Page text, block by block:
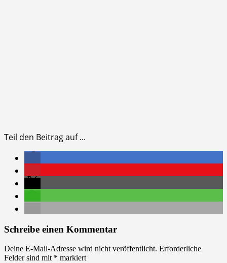
Teil den Beitrag auf ...
Schreibe einen Kommentar
Deine E-Mail-Adresse wird nicht veröffentlicht. Erforderliche
Felder sind mit * markiert